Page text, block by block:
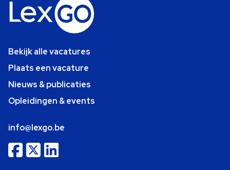
Bekijk alle vacatures
Plaats een vacature
Nieuws & publicaties
Opleidingen & events
info@lexgo.be